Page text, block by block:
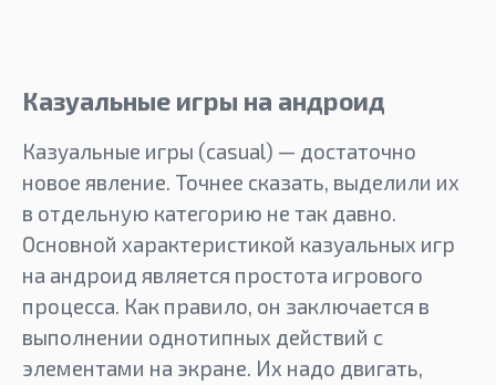
Казуальные игры на андроид
Казуальные игры (casual) — достаточно
новое явление. Точнее сказать, выделили их
в отдельную категорию не так давно.
Основной характеристикой казуальных игр
на андроид является простота игрового
процесса. Как правило, он заключается в
выполнении однотипных действий с
элементами на экране. Их надо двигать,